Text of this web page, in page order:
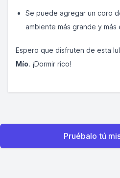
Se puede agregar un coro
ambiente más grande y más
Espero que disfruten de esta
Mío. ¡Dormir rico!
Pruébalo tú